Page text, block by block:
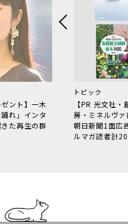
ント】一木
れ」インタ
た再生の群
トピック
【PR 光文社
房・ミネルヴ
朝日新聞1面広
ルマガ読者計